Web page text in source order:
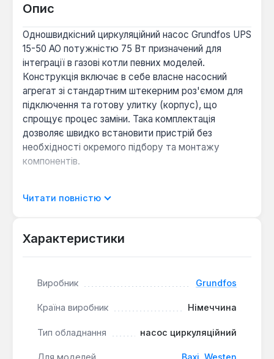
Опис
Одношвидкісний циркуляційний насос Grundfos UPS
15-50 AO потужністю 75 Вт призначений для
інтеграції в газові котли певних моделей.
Конструкція включає в себе власне насосний
агрегат зі стандартним штекерним роз'ємом для
підключення та готову улитку (корпус), що
спрощує процес заміни. Така комплектація
дозволяє швидко встановити пристрій без
необхідності окремого підбору та монтажу
компонентів.
Сумісність з котлами
Digital.
довговічність роботи в системах опалення.
з улиткою та стандартним електричним
Читати повністю
Характеристики
Виробник Grundfos
Країна виробник Німеччина
Тип обладнання насос циркуляційний
Для моделей Baxi Westen